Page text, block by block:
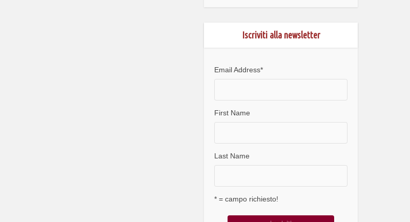
Iscriviti alla newsletter
Email Address*
First Name
Last Name
* = campo richiesto!